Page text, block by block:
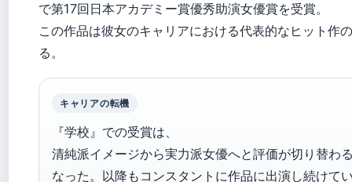
で第17回日本アカデミー賞優秀助演女優賞を受賞。
この作品は彼女のキャリアにおける代表的なヒット作
る。
キャリアの転機
『学校』での受賞は、
清純派イメージから実力派女優へと評価が切り替わ
なった。以降もコンスタントに作品に出演し続けて